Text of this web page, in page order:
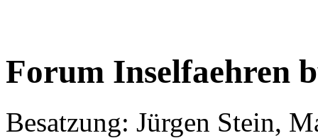
Forum Inselfaehren
Besatzung: Jürgen Stein,